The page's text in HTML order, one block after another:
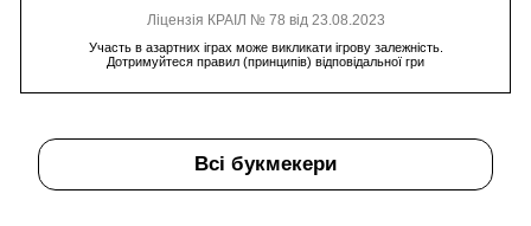
Ліцензія КРАІЛ № 78 від 23.08.2023
Участь в азартних іграх може викликати ігрову залежність.
Дотримуйтеся правил (принципів) відповідальної гри
Всі букмекери